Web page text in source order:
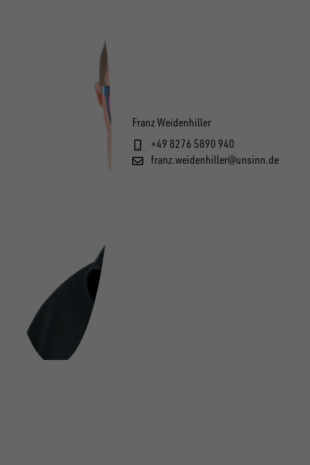
Franz Weidenhiller
+49 8276 5890 940
franz.weidenhiller@unsinn.de